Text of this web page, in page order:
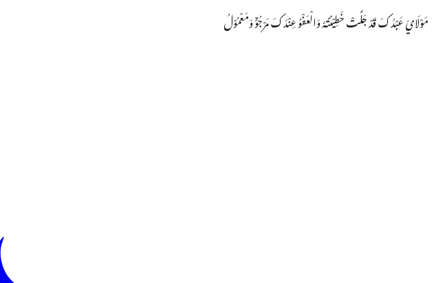
مَوْلَايَ عَبْدُکَ قَدْ جَلَّتْ خَطِیْئَتُہٗ وَالْعَفْوُ عِنْدَکَ مَرْجُوٌّ وَمَعْمُوْلُ